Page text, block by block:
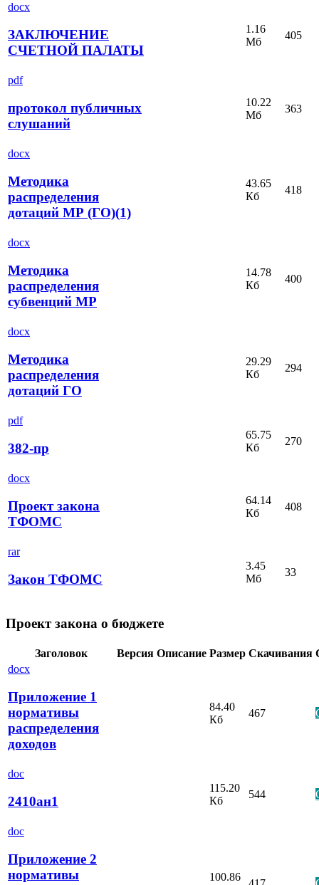
docx
ЗАКЛЮЧЕНИЕ
СЧЕТНОЙ ПАЛАТЫ
1.16
Мб
405
pdf
протокол публичных
слушаний
10.22
Мб
363
docx
Методика
распределения
дотаций МР (ГО)(1)
43.65
Кб
418
docx
Методика
распределения
субвенций МР
14.78
Кб
400
docx
Методика
распределения
дотаций ГО
29.29
Кб
294
pdf
382-пр
65.75
Кб
270
docx
Проект закона
ТФОМС
64.14
Кб
408
rar
Закон ТФОМС
3.45
Мб
33
Проект закона о бюджете
Заголовок Версия Описание Размер Скачивания
docx
Приложение 1
нормативы
распределения
доходов
84.40
Кб
467
doc
2410ан1
115.20
Кб
544
doc
Приложение 2
нормативы
100.86